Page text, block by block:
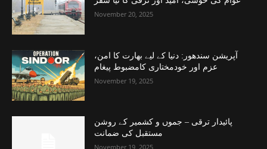
November 20, 2025
آپریشن سندھور: دنیا کے لیے بھارت کا امن،
عزم اور خودمختاری کامضبوط پیغام
November 19, 2025
پائیدار ترقی – جموں و کشمیر کے روشن
مستقبل کی ضمانت
November 19, 2025